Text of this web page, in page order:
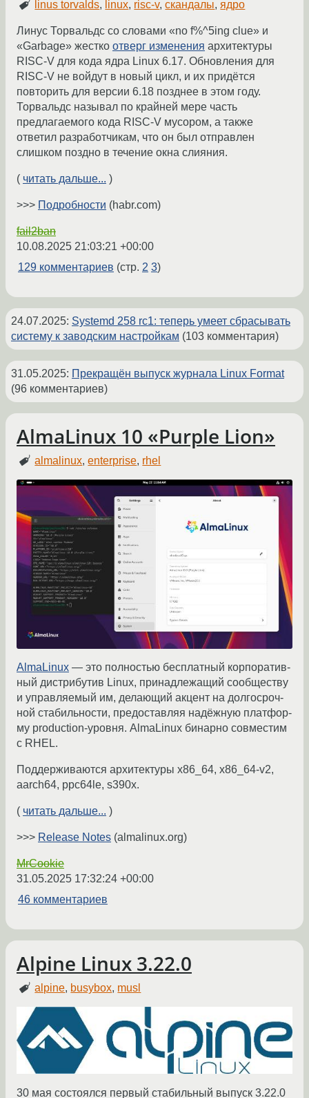
linus torvalds, linux, risc-v,скандалы,ядро
Линус Торвальдс со словами «no f%^5ing clue» и
«Garbage» жестко отверг изменения архитектуры
RISC‑V для кода ядра Linux 6.17. Обновления для
RISC-V не войдут в новый цикл, и их придётся
повторить для версии 6.18 позднее в этом году.
Торвальдс называл по крайней мере часть
предлагаемого кода RISC-V мусором, а также
ответил разработчикам, что он был отправлен
слишком поздно в течение окна слияния.
( читать дальше... )
>>> Подробности (habr.com)
fail2ban
10.08.2025 21:03:21 +00:00
129 комментариев (стр. 2 3)
24.07.2025: Systemd 258 rc1: теперь умеет сбрасывать
систему к заводским настройкам (103 комментария)
31.05.2025: Прекращён выпуск журнала Linux Format
(96 комментариев)
AlmaLinux 10 «Purple Lion»
almalinux,enterprise, rhel
AlmaLinux — это полностью бес­плат­ный кор­по­ра­тив­
ный ди­стри­бу­тив Linux, при­над­ле­жа­щий со­об­ществу
и упра­вля­емый им, де­ла­ющий ак­цент на дол­го­сроч­
ной ста­биль­но­сти, пре­до­ста­вляя на­дёж­ную плат­фор­
му production-уров­ня. AlmaLinux би­нар­но сов­ме­стим
с RHEL.
Под­дер­жи­ва­ют­ся ар­хи­тек­ту­ры x86_64, x86_64-v2,
aarch64, ppc64le, s390x.
( читать дальше... )
>>> Release Notes (almalinux.org)
MrCookie
31.05.2025 17:32:24 +00:00
46 комментариев
Alpine Linux 3.22.0
alpine, busybox, musl
30 мая состоялся первый стабильный выпуск 3.22.0